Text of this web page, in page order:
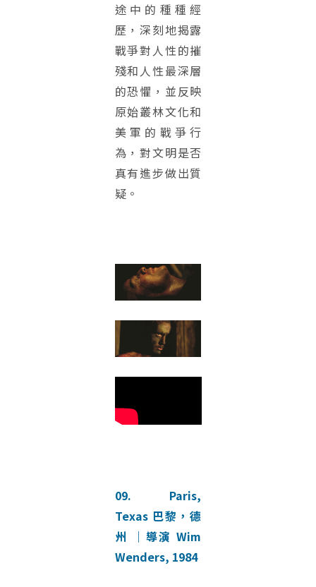
途中的種種經
歷，深刻地揭露
戰爭對人性的摧
殘和人性最深層
的恐懼，並反映
原始叢林文化和
美軍的戰爭行
為，對文明是否
真有進步做出質
疑。
09. Paris,
Texas 巴黎，德
州 ｜導演 Wim
Wenders, 1984